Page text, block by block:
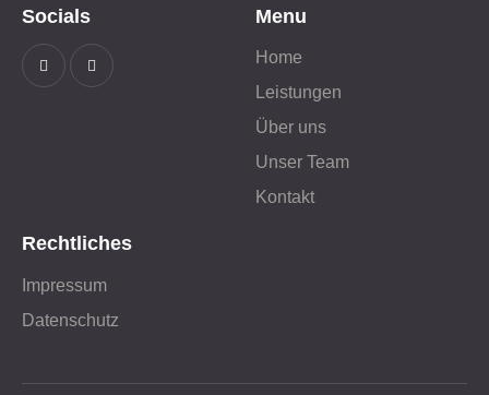
Socials Menu
Home
Leistungen
Über uns
Unser Team
Kontakt
Rechtliches
Impressum
Datenschutz